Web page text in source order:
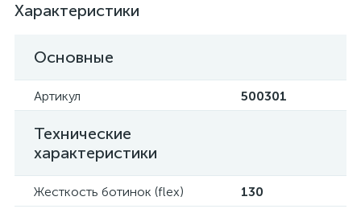
Характеристики
Основные
Артикул 500301
Технические
характеристики
Жесткость ботинок (flex)
130